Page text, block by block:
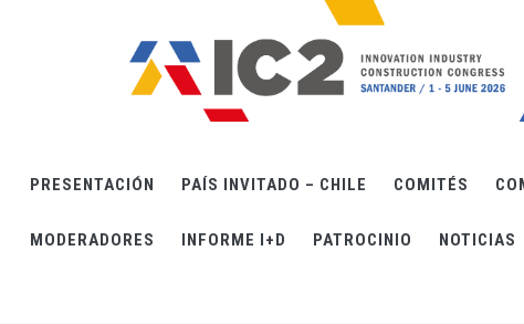
PRESENTACIÓN PAÍS INVITADO – CHILE COMITÉS
MODERADORES INFORME I+D PATROCINIO NOTICIAS